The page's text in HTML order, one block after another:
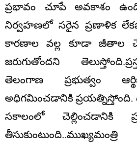
ప్రభావం చూపే అవకాశం
నిర్వహణలో సరైన ప్రణాళిక
కారణాల వల్ల కూడా జీతాల
జరుగుతోందని
తెలంగాణ ప్రభుత్వం
అధిగమించడానికి ప్రయత్నిస్తోంది.
సకాలంలో చెల్లించడానికి